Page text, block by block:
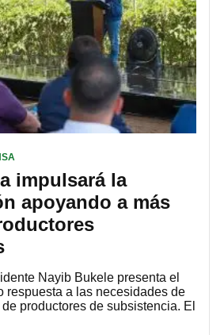
impulsará la
apoyando a más
Nayib Bukele presenta el
respuesta a las necesidades de
productores de subsistencia. El